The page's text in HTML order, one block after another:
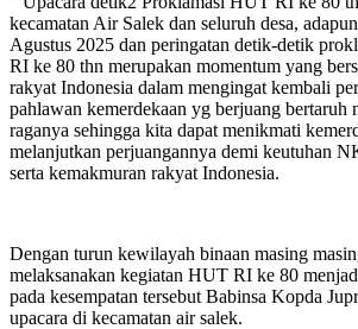
kecamatan Air Salek dan seluruh desa,
Agustus 2025 dan peringatan detik-detik
RI ke 80 thn merupakan momentum yang
rakyat Indonesia dalam mengingat kembali
pahlawan kemerdekaan yg berjuang bertaruh
raganya sehingga kita dapat menikmati
melanjutkan perjuangannya demi keutuhan
serta kemakmuran rakyat Indonesia.
Dengan turun kewilayah binaan masing
melaksanakan kegiatan HUT RI ke 80
pada kesempatan tersebut Babinsa Kopda
upacara di kecamatan air salek.